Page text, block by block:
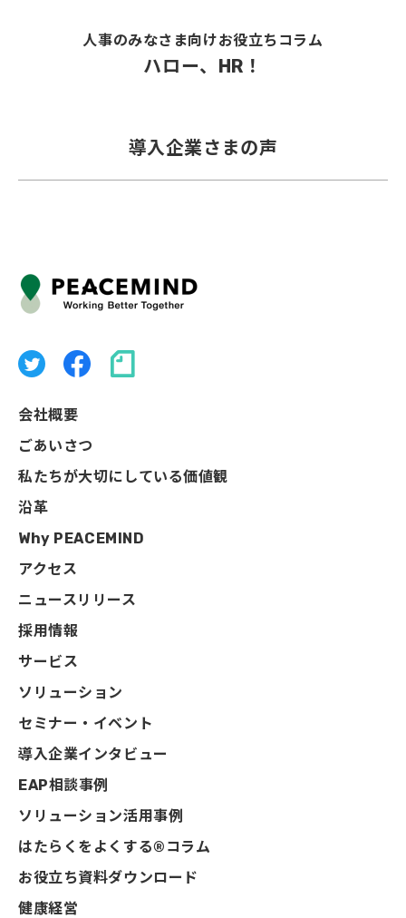
人事のみなさま向けお役立ちコラム
ハロー、HR！
導入企業さまの声
会社概要
ごあいさつ
私たちが大切にしている価値観
沿革
Why PEACEMIND
アクセス
ニュースリリース
採用情報
サービス
ソリューション
セミナー・イベント
導入企業インタビュー
EAP相談事例
ソリューション活用事例
はたらくをよくする®コラム
お役立ち資料ダウンロード
健康経営